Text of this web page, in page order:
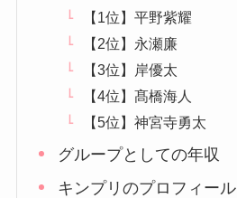
【1位】平野紫耀
【2位】永瀬廉
【3位】岸優太
【4位】髙橋海人
【5位】神宮寺勇太
グループとしての年収
キンプリのプロフィール